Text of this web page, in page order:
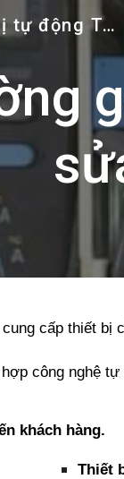
Nhà phân phối thiết bị tự động Trần Gia
cung cấp thiết bị
công nghệ
khách hàng.
Thiết